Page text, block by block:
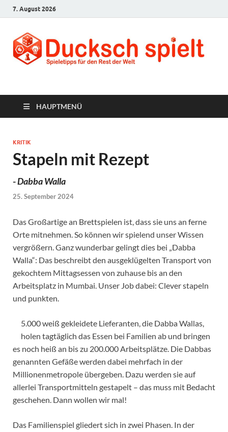
7. August 2026
Ducksch Spielt
HAUPTMENÜ
KRITIK
Stapeln mit Rezept
-Dabba Walla
25. September 2024
Das Großartige an Brettspielen ist, dass sie uns an ferne
Orte mitnehmen. So können wir spielend unser Wissen
vergrößern. Ganz wunderbar gelingt dies bei „Dabba
Walla“: Das beschreibt den ausgeklügelten Transport von
gekochtem Mittagsessen von zuhause bis an den
Arbeitsplatz in Mumbai. Unser Job dabei: Clever stapeln
und punkten.
5.000 weiß gekleidete Lieferanten, die Dabba Wallas,
holen tagtäglich das Essen bei Familien ab und bringen
es noch heiß an bis zu 200.000 Arbeitsplätze. Die Dabbas
genannten Gefäße werden dabei mehrfach in der
Millionenmetropole übergeben. Dazu werden sie auf
allerlei Transportmitteln gestapelt – das muss mit Bedacht
geschehen. Dann wollen wir mal!
Das Familienspiel gliedert sich in zwei Phasen. In der